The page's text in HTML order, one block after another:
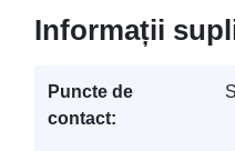
Informații
Puncte de
contact: